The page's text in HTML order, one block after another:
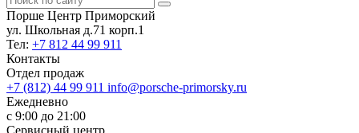
Порше Центр Приморский
ул. Школьная д.71 корп.1
Тел: +7 812 44 99 911
Контакты
Отдел продаж
+7 (812) 44 99 911 info@porsche-primorsky.ru
Ежедневно
с 9:00 до 21:00
Сервисный центр